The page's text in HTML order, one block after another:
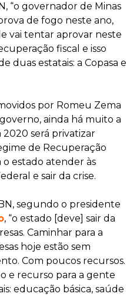
“o governador de Minas
de fogo neste ano,
vai tentar aprovar neste
fiscal e isso
duas estatais: a Copasa e
por Romeu Zema
ainda há muito a
2020 será privatizar
de Recuperação
estado atender às
e sair da crise.
segundo o presidente
, “o estado [deve] sair da
Caminhar para a
hoje estão sem
Com poucos recursos.
e recurso para a gente
educação básica, saúde